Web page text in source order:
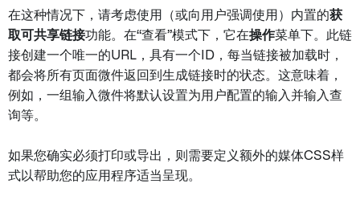
在这种情况下，请考虑使用（或向用户强调使用）内置的获
取可共享链接功能。在“查看”模式下，它在操作菜单下。此链
接创建一个唯一的URL，具有一个ID，每当链接被加载时，
都会将所有页面微件返回到生成链接时的状态。这意味着，
例如，一组输入微件将默认设置为用户配置的输入并输入查
询等。
如果您确实必须打印或导出，则需要定义额外的媒体CSS样
式以帮助您的应用程序适当呈现。